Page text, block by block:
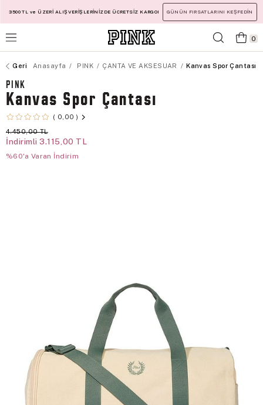
3500 TL ve ÜZERİ ALIŞVERİŞLERİNİZDE ÜCRETSİZ KARGO! GÜNÜN FIRSATLARINI KEŞFEDİN
0
Anasayfa PINK ÇANTA VE AKSESUAR Kanvas Spor Çantası
PINK
Kanvas Spor Çantası
0,00
4.450,00 TL
İndirimli 3.115,00 TL
%60'a Varan İndirim